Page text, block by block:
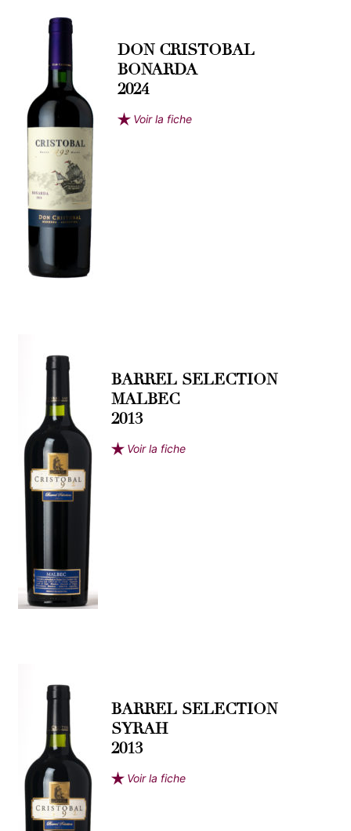
DON CRISTOBAL
BONARDA
2024
Voir la fiche
BARREL SELECTION
MALBEC
2013
Voir la fiche
BARREL SELECTION
SYRAH
2013
Voir la fiche